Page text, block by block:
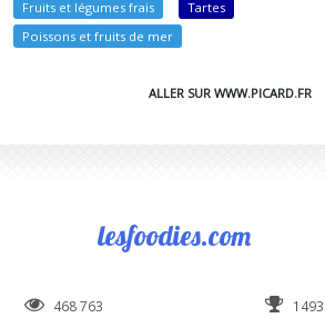
Fruits et légumes frais
Tartes
Poissons et fruits de mer
ALLER SUR WWW.PICARD.FR
lesfoodies.com
468 763 1493